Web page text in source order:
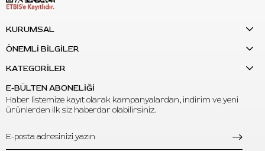
KURUMSAL
ÖNEMLİ BİLGİLER
KATEGORİLER
E-BÜLTEN ABONELİĞİ
Haber listemize kayıt olarak kampanyalardan, indirim ve yeni
ürünlerden ilk siz haberdar olabilirsiniz.